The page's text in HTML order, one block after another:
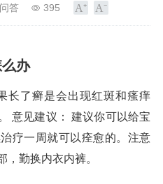
答 395
办
长了癣是会出现红斑和瘙痒
意见建议： 建议你可以给宝
疗一周就可以痊愈的。注意
，勤换内衣内裤。